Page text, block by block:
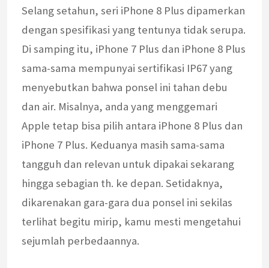
Selang setahun, seri iPhone 8 Plus dipamerkan
dengan spesifikasi yang tentunya tidak serupa.
Di samping itu, iPhone 7 Plus dan iPhone 8 Plus
sama-sama mempunyai sertifikasi IP67 yang
menyebutkan bahwa ponsel ini tahan debu
dan air. Misalnya, anda yang menggemari
Apple tetap bisa pilih antara iPhone 8 Plus dan
iPhone 7 Plus. Keduanya masih sama-sama
tangguh dan relevan untuk dipakai sekarang
hingga sebagian th. ke depan. Setidaknya,
dikarenakan gara-gara dua ponsel ini sekilas
terlihat begitu mirip, kamu mesti mengetahui
sejumlah perbedaannya.